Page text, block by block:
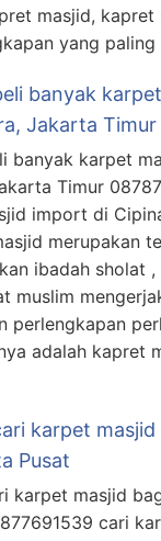
masjid, kapret
yang
banyak
Jakarta Timur
banyak karpet
Timur
import di
merupakan
ibadah sholat
muslim
perlengkapan
adalah kapret
karpet masjid
Pusat
karpet masjid
cari